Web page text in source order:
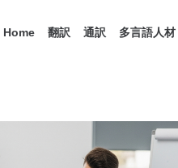
Home 翻訳 通訳 多言語人材